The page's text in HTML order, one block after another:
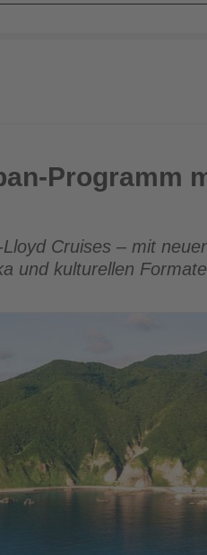
und Kulturreisen
Programm
Cruises – mit
und kulturellen